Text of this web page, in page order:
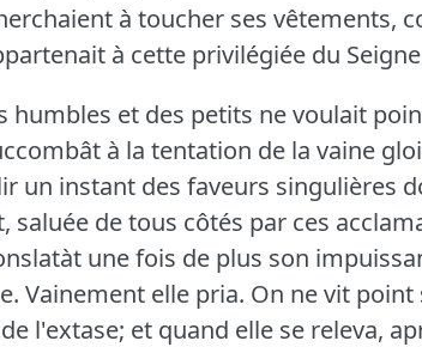
à toucher ses vêtements,
à cette privilégiée du
humbles et des petits ne voulait
à la tentation de la vaine
un instant des faveurs singulières
saluée de tous côtés par ces
une fois de plus son
Vainement elle pria. On ne vit point
l'extase; et quand elle se releva,